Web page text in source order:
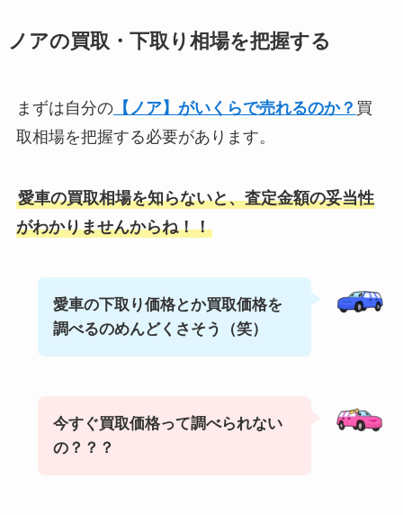
ノアの買取・下取り相場を把握する
まずは自分の【ノア】がいくらで売れるのか？ 買
取相場を把握する必要があります。
愛車の買取相場を知らないと、査定金額の妥当性
がわかりませんからね！！
愛車の下取り価格とか買取価格を
調べるのめんどくさそう（笑）
今すぐ買取価格って調べられない
の？？？